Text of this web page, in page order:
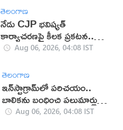
తెలంగాణ
నేడు CJP భవిష్యత్
కార్యాచరణపై కీలక ప్రకటన..
దేశవ్యాప్తంగా తీవ్ర ఉత్కంఠ
Aug 06, 2026, 04:08 IST
తెలంగాణ
ఇన్‌స్టాగ్రామ్‌లో పరిచయం..
బాలికను బంధించి పలుమార్లు
లైంగిక దాడి
Aug 06, 2026, 04:08 IST